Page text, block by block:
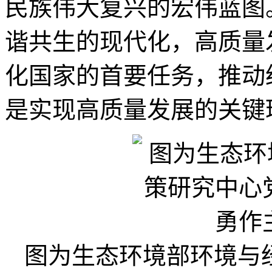
民族伟大复兴的宏伟蓝
谐共生的现代化，高质
化国家的首要任务，推
是实现高质量发展的关键
图为生态环境部环境